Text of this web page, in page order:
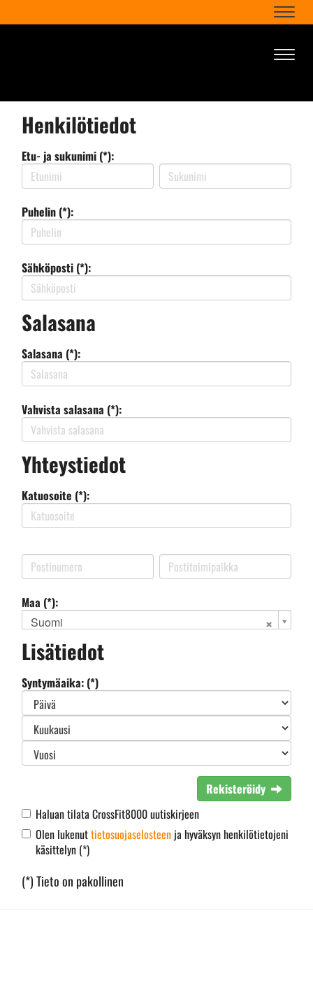
Henkilötiedot
Etu- ja sukunimi (*):
Puhelin (*):
Sähköposti (*):
Salasana
Salasana (*):
Vahvista salasana (*):
Yhteystiedot
Katuosoite (*):
Maa (*):
Suomi
Lisätiedot
Syntymäaika: (*)
Rekisteröidy
Haluan tilata CrossFit8000 uutiskirjeen
Olen lukenuttietosuojaselosteen ja hyväksyn henkilötietojeni
käsittelyn (*)
(*) Tieto on pakollinen